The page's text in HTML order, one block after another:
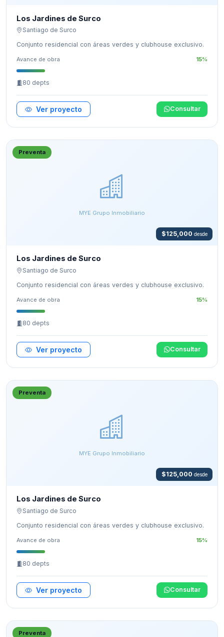
Los Jardines de Surco
Santiago de Surco
Conjunto residencial con áreas verdes y clubhouse exclusivo.
Avance de obra 15%
80 depts
Ver proyecto Consultar
MYE Grupo Inmobiliario
Preventa
$125,000 desde
Los Jardines de Surco
Santiago de Surco
Conjunto residencial con áreas verdes y clubhouse exclusivo.
Avance de obra 15%
80 depts
Ver proyecto Consultar
MYE Grupo Inmobiliario
Preventa
$125,000 desde
Los Jardines de Surco
Santiago de Surco
Conjunto residencial con áreas verdes y clubhouse exclusivo.
Avance de obra 15%
80 depts
Ver proyecto Consultar
Preventa